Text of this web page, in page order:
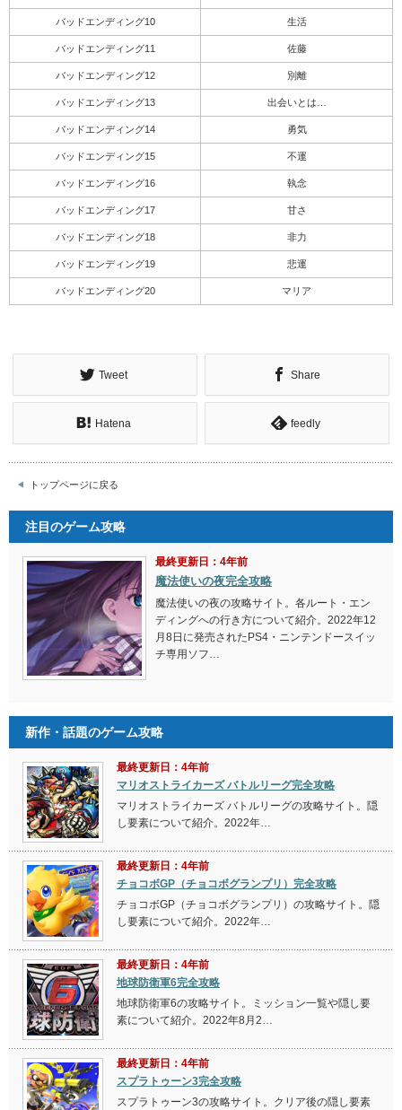
バッドエンディング10 生活
バッドエンディング11 佐藤
バッドエンディング12 別離
バッドエンディング13 出会いとは…
バッドエンディング14 勇気
バッドエンディング15 不運
バッドエンディング16 執念
バッドエンディング17 甘さ
バッドエンディング18 非力
バッドエンディング19 悲運
バッドエンディング20 マリア
Tweet Share
Hatena feedly
トップページに戻る
注目のゲーム攻略
最終更新日：4年前
魔法使いの夜完全攻略
魔法使いの夜の攻略サイト。各ルート・エン
ディングへの行き方について紹介。2022年12
月8日に発売されたPS4・ニンテンドースイッ
チ専用ソフ…
新作・話題のゲーム攻略
最終更新日：4年前
マリオストライカーズ バトルリーグ完全攻略
マリオストライカーズ バトルリーグの攻略サイト。隠
し要素について紹介。2022年…
最終更新日：4年前
チョコボGP（チョコボグランプリ）完全攻略
チョコボGP（チョコボグランプリ）の攻略サイト。隠
し要素について紹介。2022年…
最終更新日：4年前
地球防衛軍6完全攻略
地球防衛軍6の攻略サイト。ミッション一覧や隠し要
素について紹介。2022年8月2…
最終更新日：4年前
スプラトゥーン3完全攻略
スプラトゥーン3の攻略サイト。クリア後の隠し要素